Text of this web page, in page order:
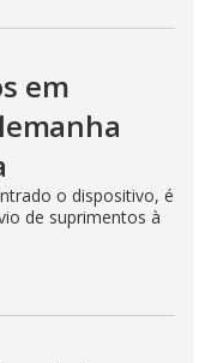
em
o dispositivo, é
de suprimentos à